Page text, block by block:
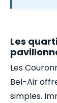
Les
Les
Bel-Air
simples.